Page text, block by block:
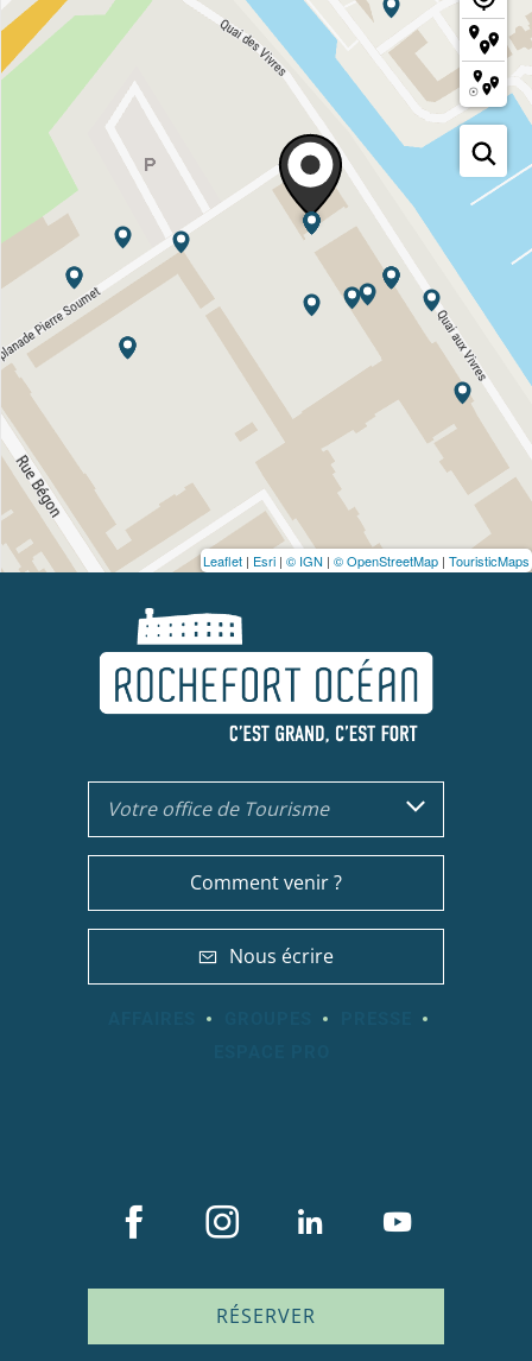
Leaflet | Esri | © IGN | © OpenStreetMap | TouristicMaps
Votre office de Tourisme
Comment venir ?
Nous écrire
RÉSERVER